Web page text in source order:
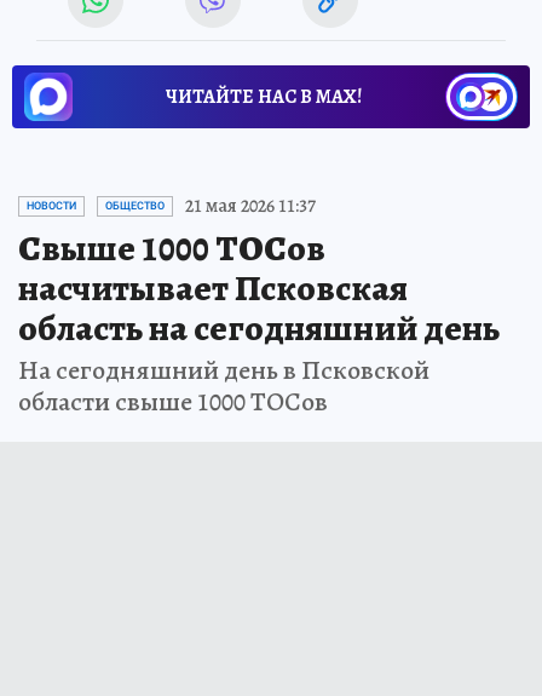
ЧИТАЙТЕ НАС В МАХ!
НОВОСТИ ОБЩЕСТВО 21 мая 2026 11:37
Свыше 1000 ТОСов
насчитывает Псковская
область на сегодняшний день
На сегодняшний день в Псковской
области свыше 1000 ТОСов